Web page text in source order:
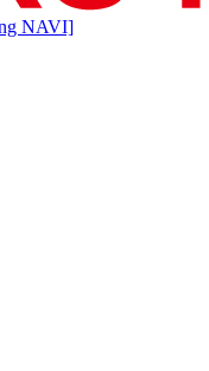
NAVI]